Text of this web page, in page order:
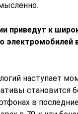
приведут к
электромобилей
наступает
становится
в